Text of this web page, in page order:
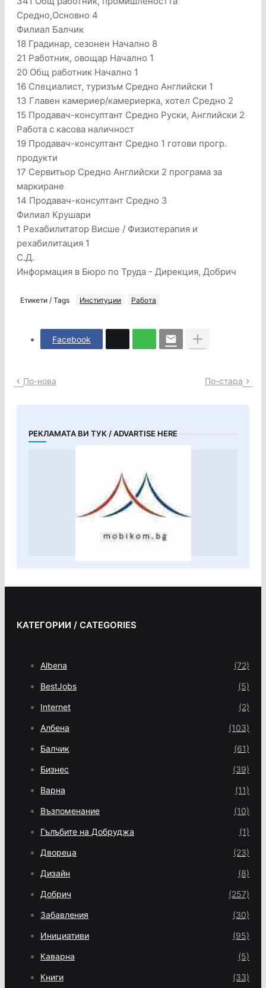
Средно,Основно 4
Филиал Балчик
18 Градинар, сезонен Начално 8
21 Работник, овощар Начално 1
20 Общ работник Начално 1
16 Специалист, туризъм Средно Английски 1
13 Главен камериер/камериерка, хотел Средно 2
15 Продавач-консултант Средно Руски, Английски 2
Работа с касова наличност
19 Продавач-консултант Средно 1 готови прогр.
продукти
17 Сервитьор Средно Английски 2 програма за
маркиране
14 Продавач-консултант Средно 3
Филиал Крушари
1 Рехабилитатор Висше / Физиотерапия и
рехабилитация 1
С.Д.
Информация в Бюро по Труда - Дирекция, Добрич
Етикети / Tags Институции Работа
Facebook
По-нова По-стара
РЕКЛАМАТА ВИ ТУК / ADVARTISE HERE
КАТЕГОРИИ / CATEGORIES
Albena (72)
BestJobs (5)
Internet (2)
Албена (103)
Балчик (61)
Бизнес (39)
Варна (11)
Възпоменание (10)
Гълъбите на Добруджа (1)
Двореца (23)
Дизайн (8)
Добрич (257)
Забавления (30)
Инициативи (95)
Каварна (5)
Книги (33)